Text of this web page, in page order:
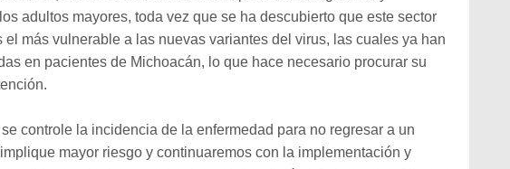
adultos mayores, toda vez que se ha descubierto que este sector
el más vulnerable a las nuevas variantes del virus, las cuales ya han
en pacientes de Michoacán, lo que hace necesario procurar su
se controle la incidencia de la enfermedad para no regresar a un
mayor riesgo y continuaremos con la implementación y